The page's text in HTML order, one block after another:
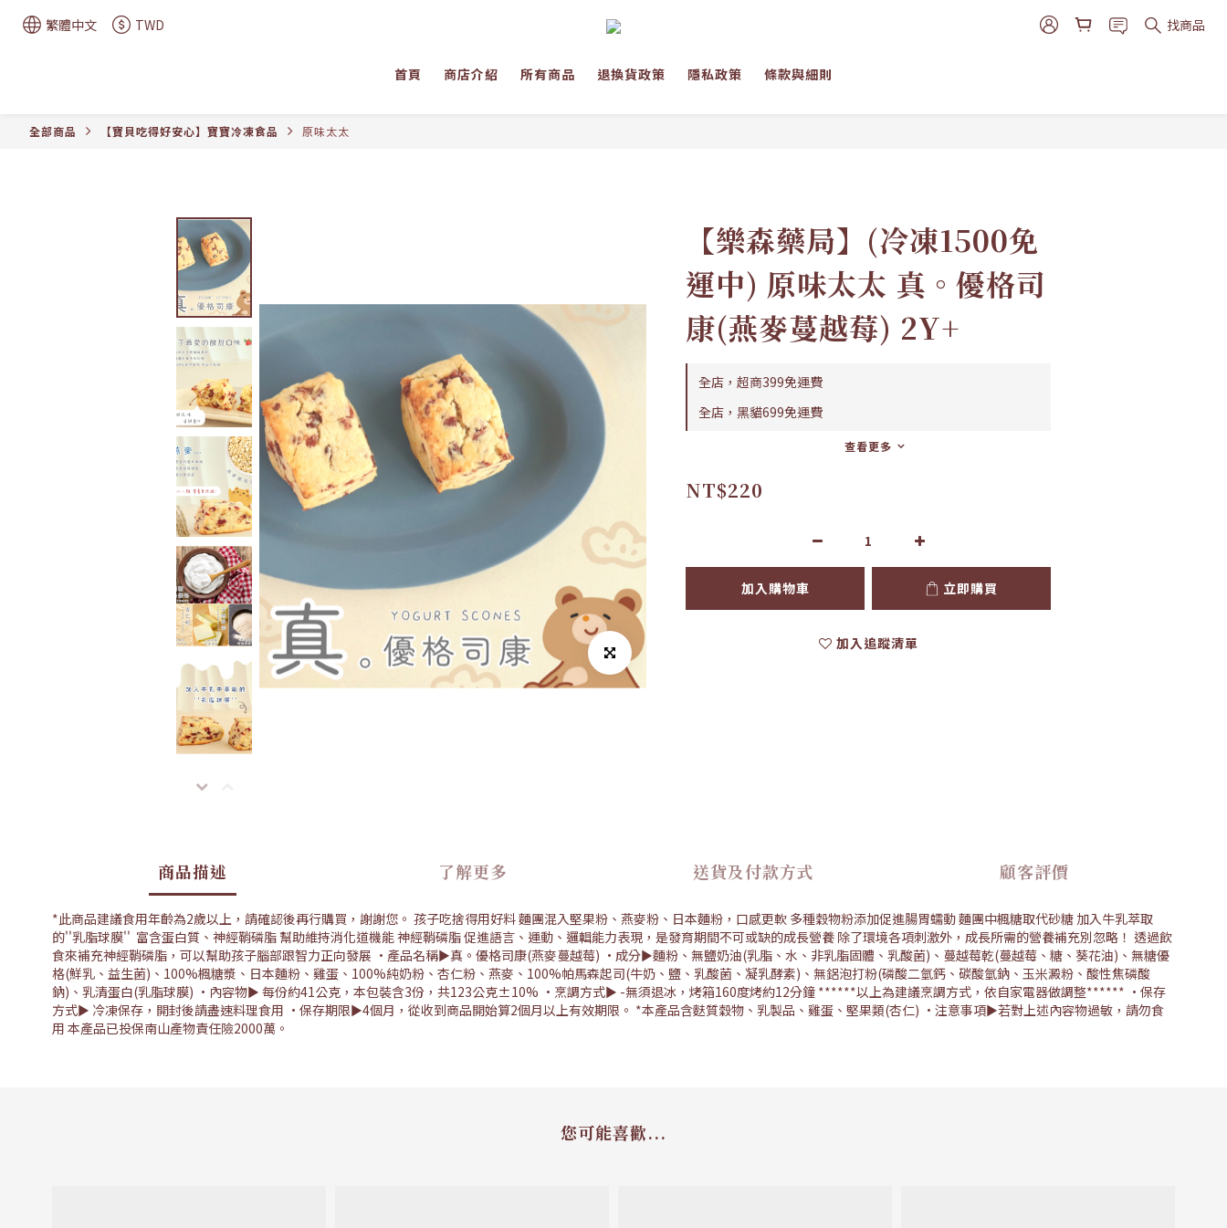
繁體中文 TWD 找商品
首頁 商店介紹 所有商品 退換貨政策 隱私政策 條款與細則
全部商品 【寶貝吃得好安心】寶寶冷凍食品 原味太太
【樂森藥局】(冷凍1500免
運中) 原味太太 真。優格司
康(燕麥蔓越莓) 2Y+
全店，超商399免運費
全店，黑貓699免運費
查看更多
NT$220
加入購物車 立即購買
加入追蹤清單
商品描述 了解更多 送貨及付款方式 顧客評價
*此商品建議食用年齡為2歲以上，請確認後再行購買，謝謝您。 孩子吃捨得用好料 麵團混入堅果粉、燕麥粉、日本麵粉，口感更軟 多種穀物粉添加促進腸胃蠕動 麵團中楓糖取代砂糖 加入牛乳萃取
的''乳脂球膜'' 富含蛋白質、神經鞘磷脂 幫助維持消化道機能 神經鞘磷脂 促進語言、運動、邏輯能力表現，是發育期間不可或缺的成長營養 除了環境各項刺激外，成長所需的營養補充別忽略！ 透過飲
食來補充神經鞘磷脂，可以幫助孩子腦部跟智力正向發展 •產品名稱►真。優格司康(燕麥蔓越莓) •成分►麵粉、無鹽奶油(乳脂、水、非乳脂固體、乳酸菌)、蔓越莓乾(蔓越莓、糖、葵花油)、無糖優
格(鮮乳、益生菌)、100%楓糖漿、日本麵粉、雞蛋、100%純奶粉、杏仁粉、燕麥、100%帕馬森起司(牛奶、鹽、乳酸菌、凝乳酵素)、無鋁泡打粉(磷酸二氫鈣、碳酸氫鈉、玉米澱粉、酸性焦磷酸
鈉)、乳清蛋白(乳脂球膜) •內容物► 每份約41公克，本包裝含3份，共123公克±10% •烹調方式► -無須退冰，烤箱160度烤約12分鐘 ******以上為建議烹調方式，依自家電器做調整****** •保存
方式► 冷凍保存，開封後請盡速料理食用 •保存期限►4個月，從收到商品開始算2個月以上有效期限。 *本產品含麩質穀物、乳製品、雞蛋、堅果類(杏仁) •注意事項►若對上述內容物過敏，請勿食
用 本產品已投保南山產物責任險2000萬。
您可能喜歡...